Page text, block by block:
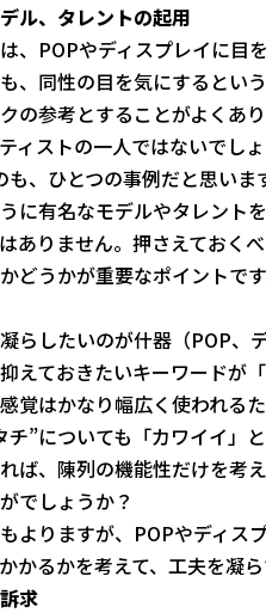
ル、タレントの起用
、POPやディスプレイに目
、同性の目を気にするとい
の参考とすることがよくあ
ィストの一人ではないでし
、ひとつの事例だと思いま
に有名なモデルやタレント
ありません。押さえておく
どうかが重要なポイントです
らしたいのが什器（POP、
えておきたいキーワードが
覚はかなり幅広く使われる
”についても「カワイイ」
ば、陳列の機能性だけを考
でしょうか？
よりますが、POPやディス
かるかを考えて、工夫を凝
求